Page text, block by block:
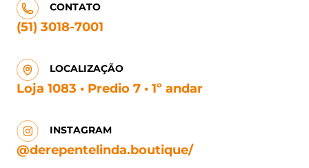
CONTATO
(51) 3018-7001
LOCALIZAÇÃO
Loja 1083 • Predio 7 • 1º andar
INSTAGRAM
@derepentelinda.boutique/